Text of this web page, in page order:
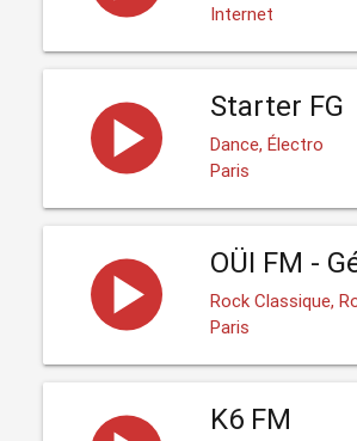
Internet
Starter FG
Dance, Électro
Paris
OÜI FM -
Rock Classique,
Paris
K6 FM